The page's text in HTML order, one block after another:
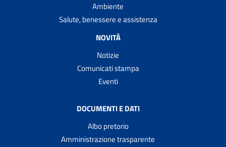
Ambiente
Salute, benessere e assistenza
NOVITÀ
Notizie
Comunicati stampa
Eventi
DOCUMENTI E DATI
Albo pretorio
Amministrazione trasparente